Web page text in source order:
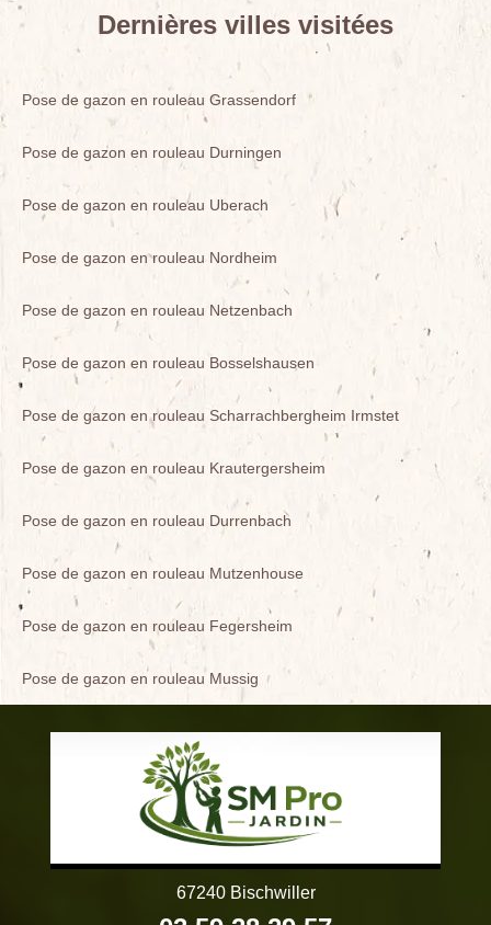
Dernières villes visitées
Pose de gazon en rouleau Grassendorf
Pose de gazon en rouleau Durningen
Pose de gazon en rouleau Uberach
Pose de gazon en rouleau Nordheim
Pose de gazon en rouleau Netzenbach
Pose de gazon en rouleau Bosselshausen
Pose de gazon en rouleau Scharrachbergheim Irmstet
Pose de gazon en rouleau Krautergersheim
Pose de gazon en rouleau Durrenbach
Pose de gazon en rouleau Mutzenhouse
Pose de gazon en rouleau Fegersheim
Pose de gazon en rouleau Mussig
67240 Bischwiller